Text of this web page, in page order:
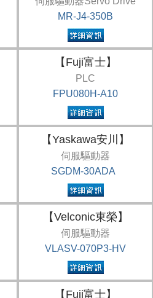
MR-J4-350B
【Fuji富士】
PLC
FPU080H-A10
【Yaskawa安川】
伺服驅動器
SGDM-30ADA
【Velconic東榮】
伺服驅動器
VLASV-070P3-HV
【Fuji富士】